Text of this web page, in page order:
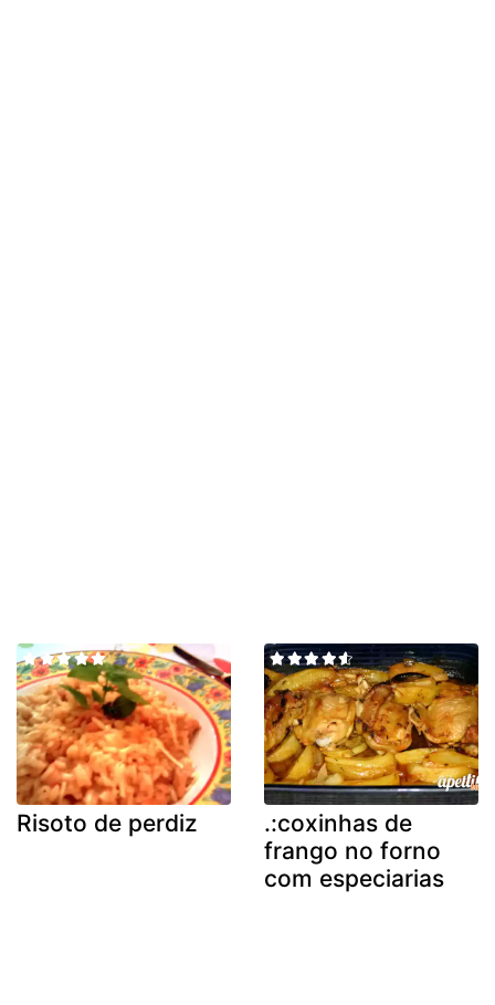
Risoto de perdiz
.:coxinhas de
frango no forno
com especiarias